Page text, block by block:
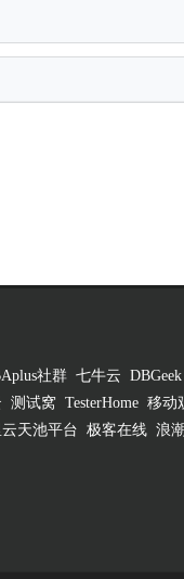
社群 七牛云 DBGeek
测试窝 TesterHome 移动
云天池平台 极客在线 浪